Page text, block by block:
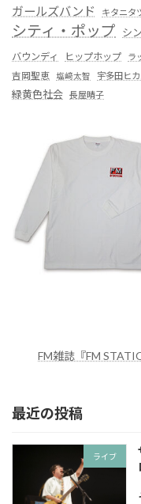
ガールズバンド キタニタ
シティ・ポップ シ
バウンディ ヒップホップ ラ
吉岡聖恵 塩﨑太智 宇多田ヒ
緑黄色社会 長屋晴子
FM雑誌『FM
最近の投稿
ライブ